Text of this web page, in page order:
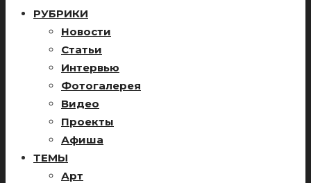
РУБРИКИ
Новости
Статьи
Интервью
Фотогалерея
Видео
Проекты
Афиша
ТЕМЫ
Арт